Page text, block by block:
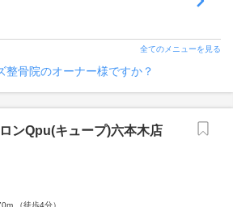
全てのメニューを見る
整骨院のオーナー様ですか？
ンQpu(キュープ)六本木店
（徒歩4分）